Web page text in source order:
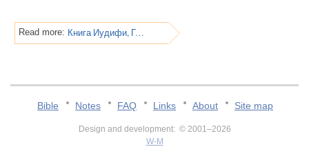
Read more: Книга Иудифи, Глава 6
Bible Notes FAQ Links About Site map
Design and development: © 2001–2026
W-M